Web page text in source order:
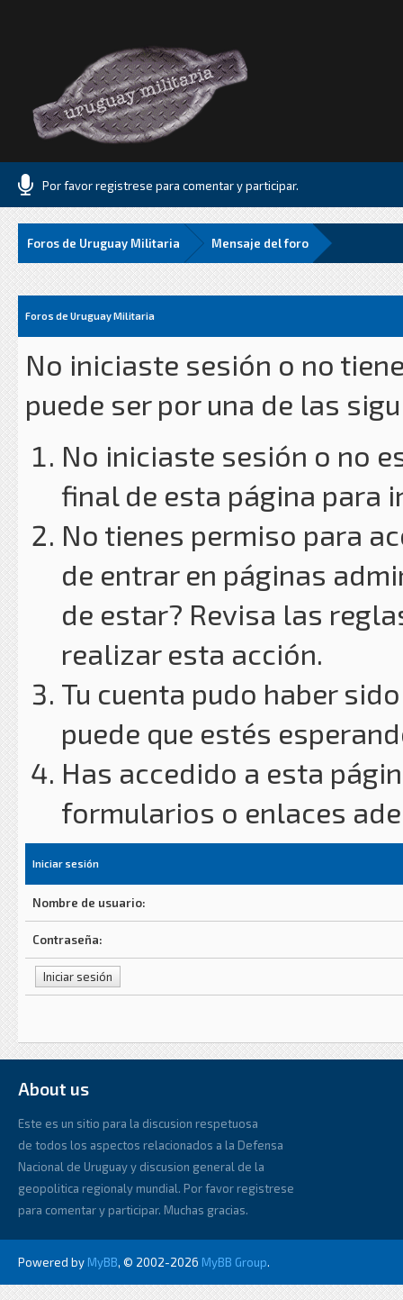
Por favor registrese para comentar y participar.
Foros de Uruguay Militaria Mensaje del foro
Foros de Uruguay Militaria
No iniciaste sesión o no
puede ser por una de las
No iniciaste sesión o no
final de esta página para
No tienes permiso para
de entrar en páginas
de estar? Revisa las
realizar esta acción.
Tu cuenta pudo haber
puede que estés
Has accedido a esta
formularios o enlaces
Iniciar sesión
Nombre de usuario:
Contraseña:
About us
Este es un sitio para la discusion respetuosa
de todos los aspectos relacionados a la Defensa
Nacional de Uruguay y discusion general de la
geopolitica regionaly mundial. Por favor registrese
para comentar y participar. Muchas gracias.
Powered by MyBB, © 2002-2026 MyBB Group.